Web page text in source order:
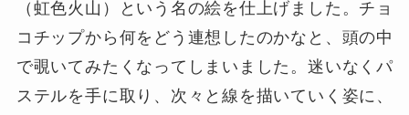
（虹色火山）という名の絵を仕上げました。チョ
コチップから何をどう連想したのかなと、頭の中
で覗いてみたくなってしまいました。迷いなくパ
ステルを手に取り、次々と線を描いていく姿に、